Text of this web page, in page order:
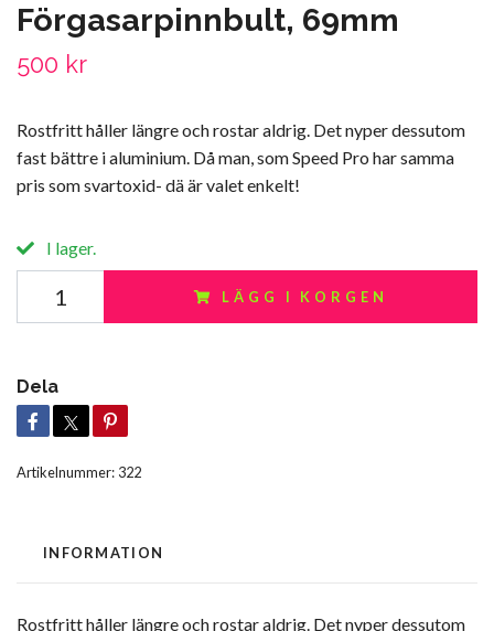
Förgasarpinnbult, 69mm
500 kr
Rostfritt håller längre och rostar aldrig. Det nyper dessutom
fast bättre i aluminium. Då man, som Speed Pro har samma
pris som svartoxid- dä är valet enkelt!
I lager.
LÄGG I KORGEN
Dela
Artikelnummer: 322
INFORMATION
Rostfritt håller längre och rostar aldrig. Det nyper dessutom